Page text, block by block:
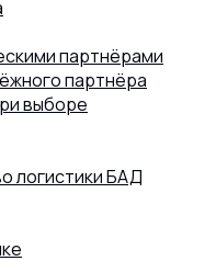
партнёрами
партнёра
выборе
логистики БАД